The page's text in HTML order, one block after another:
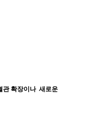
확장이나  새로운